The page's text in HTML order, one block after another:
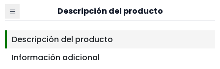
Descripción del producto
Descripción del producto
Información adicional